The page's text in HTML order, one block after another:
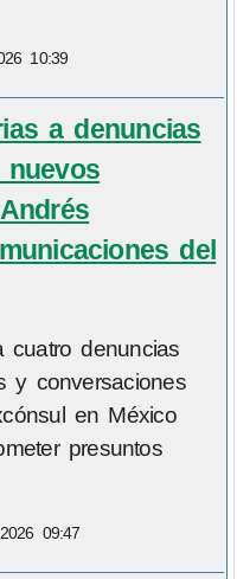
10:39
a denuncias
del
cuatro denuncias
y conversaciones
en México
presuntos
09:47